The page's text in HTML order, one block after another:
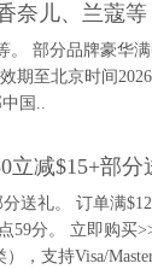
奈儿、兰蔻
。 部分品牌豪华
至北京时间
国..
立减$15+部分
送礼。 订单满
59分。 立即购买
，支持Visa/